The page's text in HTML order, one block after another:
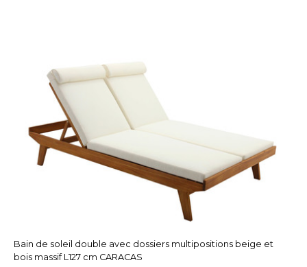
Bain de soleil double avec dossiers multipositions beige et
bois massif L127 cm CARACAS